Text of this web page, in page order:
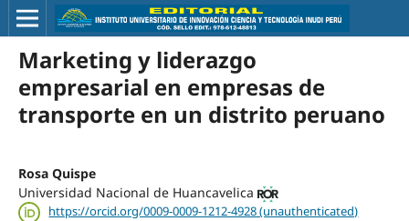
Marketing y liderazgo
empresarial en empresas de
transporte en un distrito peruano
Rosa Quispe
Universidad Nacional de Huancavelica
https://orcid.org/0009-0009-1212-4928 (unauthenticated)